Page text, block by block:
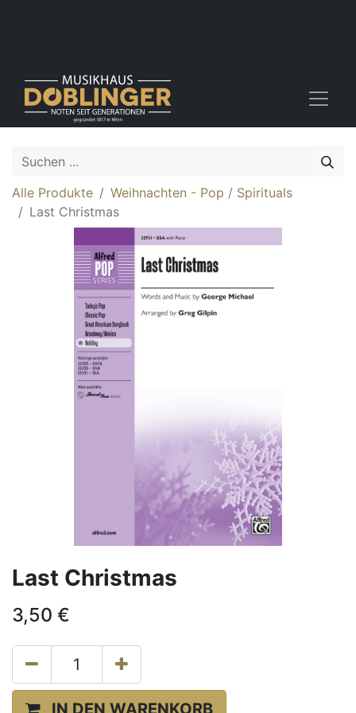
Alle Produkte
Weihnachten - Pop / Spirituals
Last Christmas
Last Christmas
3,50 €
IN DEN WARENKORB